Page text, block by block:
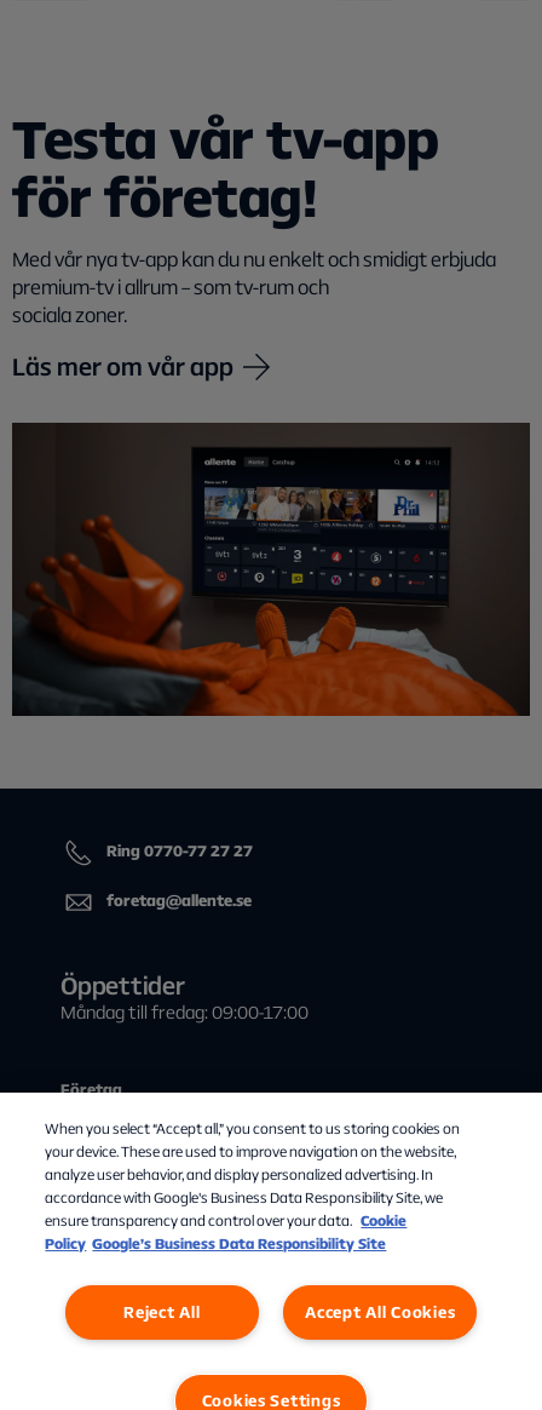
Testa vår tv-app
för företag!
Med vår nya tv-app kan du nu enkelt och smidigt erbjuda
premium-tv i allrum – som tv-rum och
sociala zoner.
Läs mer om vår app
Ring 0770-77 27 27
foretag@allente.se
Öppettider
Måndag till fredag: 09:00-17:00
Företag
Kontakta oss
Visa tv i offentlig miljö
Teknisk information
Våra samarbetspartners
Personuppgifter CookiesCookies Settings
When you select “Accept all,” you consent to us storing cookies on
your device. These are used to improve navigation on the website,
analyze user behavior, and display personalized advertising. In
accordance with Google's Business Data Responsibility Site, we
ensure transparency and control over your data. Cookie
Policy Google’s Business Data Responsibility Site
Accept All Cookies
Reject All
Cookies Settings